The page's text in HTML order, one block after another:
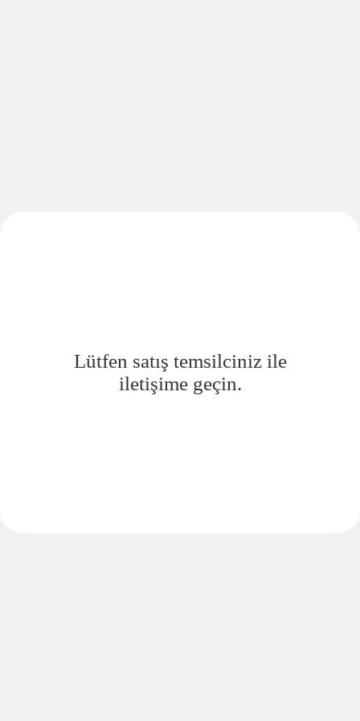
Lütfen satış temsilciniz ile
iletişime geçin.